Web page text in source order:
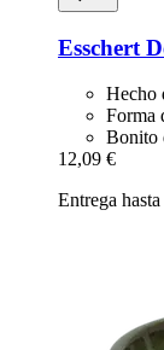
Esschert
Hecho
Forma
Bonito
12,09 €
Entrega